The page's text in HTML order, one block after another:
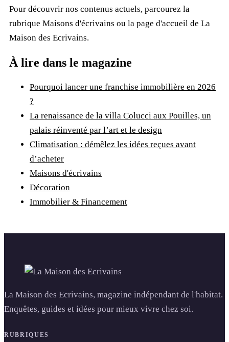
Pour découvrir nos contenus actuels, parcourez la
rubrique Maisons d'écrivains ou la page d'accueil de La
Maison des Ecrivains.
À lire dans le magazine
Pourquoi lancer une franchise immobilière en 2026
?
La renaissance de la villa Colucci aux Pouilles, un
palais réinventé par l’art et le design
Climatisation : démêlez les idées reçues avant
d’acheter
Maisons d'écrivains
Décoration
Immobilier & Financement
La Maison des Ecrivains, magazine indépendant de l'habitat.
Enquêtes, guides et idées pour mieux vivre chez soi.
RUBRIQUES